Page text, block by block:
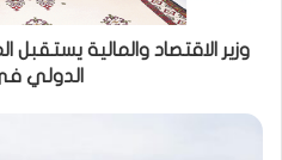
وزير الاقتصاد والمالية
الدولي